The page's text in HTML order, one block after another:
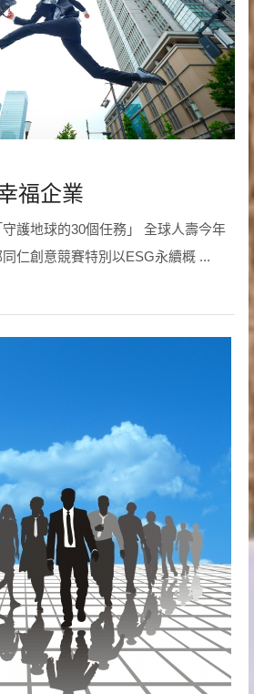
福企業
護地球的30個任務」 全球人壽今年
仁創意競賽特別以ESG永續概 ...